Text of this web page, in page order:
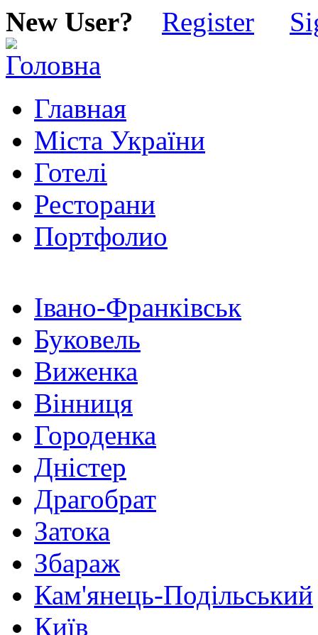
New User? Register
Главная
Міста України
Готелі
Ресторани
Портфолио
Івано-Франківськ
Буковель
Виженка
Вінниця
Городенка
Дністер
Драгобрат
Затока
Збараж
Кам'янець-Подільський
Київ